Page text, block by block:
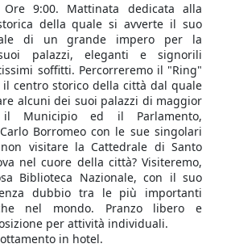
Ore 9:00. Mattinata dedicata alla
della quale si avverte il suo
di un grande impero per la
palazzi, eleganti e signorili
soffitti. Percorreremo il "Ring"
centro storico della città dal quale
alcuni dei suoi palazzi di maggior
il Municipio ed il Parlamento,
Borromeo con le sue singolari
visitare la Cattedrale di Santo
nel cuore della città? Visiteremo,
Biblioteca Nazionale, con il suo
dubbio tra le più importanti
nel mondo. Pranzo libero e
per attività individuali.
in hotel.